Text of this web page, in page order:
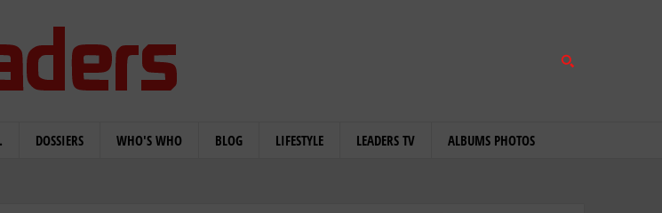
DOSSIERS WHO'S WHO BLOG LIFESTYLE LEADERS TV ALBUMS PHOTOS